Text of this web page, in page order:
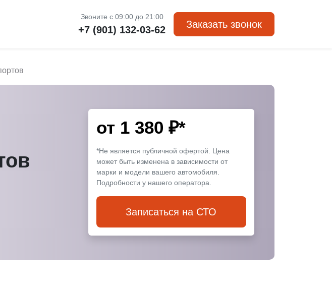
Звоните с 09:00 до 21:00
+7 (901) 132-03-62 Заказать звонок
от 1 380 ₽*
*Не является публичной офертой. Цена
может быть изменена в зависимости от
марки и модели вашего автомобиля.
Подробности у нашего оператора.
Записаться на СТО